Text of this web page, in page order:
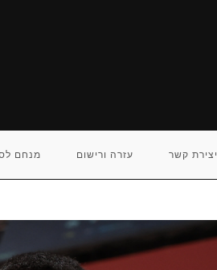
יצירת קשר עזרה ורישום מנחם